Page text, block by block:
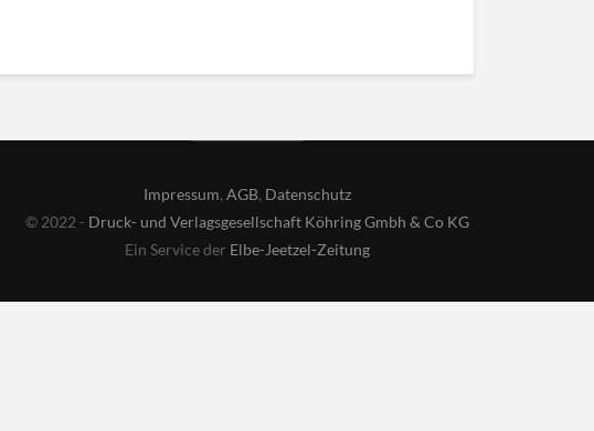
Impressum, AGB, Datenschutz
© 2022 - Druck- und Verlagsgesellschaft Köhring Gmbh & Co KG
Ein Service der Elbe-Jeetzel-Zeitung